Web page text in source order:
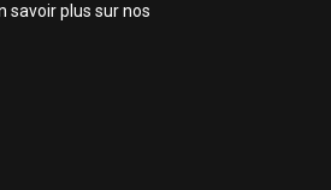
savoir plus sur nos